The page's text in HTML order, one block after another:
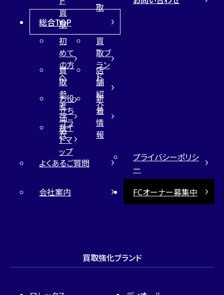
取
買
取
総合TOP
初
めて
の方
へ
買
取ブ
ラン
ド
買
取
参
考
価
格
店
舗
紹
介
お役
立ち
コラ
ム
新
着
情
報
サイ
トマ
ップ
よくあるご質問
プライバシーポリシ
ー
会社案内
FCオーナー募集中
買取強化ブランド